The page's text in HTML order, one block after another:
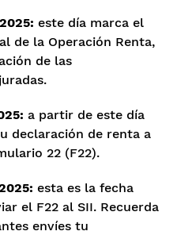
este día marca el
de la Operación Renta,
de las
a partir de este día
declaración de renta a
22 (F22).
esta es la fecha
el F22 al SII. Recuerda
envíes tu